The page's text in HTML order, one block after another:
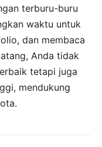
terburu-buru
waktu untuk
dan membaca
Anda tidak
tetapi juga
mendukung